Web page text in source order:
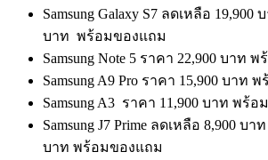
Samsung Galaxy S7 ลดเหลือ 19,900
บาท พร้อมของแถม
Samsung Note 5 ราคา 22,900 บาท
Samsung A9 Pro ราคา 15,900 บาท
Samsung A3 ราคา 11,900 บาท พร้
Samsung J7 Prime ลดเหลือ 8,900 บา
บาท พร้อมของแถม